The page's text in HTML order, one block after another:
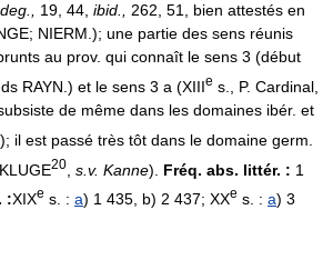
19, 44, ibid., 262, 51, bien attestés en
NIERM.); une partie des sens réunis
au prov. qui connaît le sens 3 (début
RAYN.) et le sens 3 a (XIIIe s., P. Cardinal,
de même dans les domaines ibér. et
il est passé très tôt dans le domaine germ.
20 s.v. Kanne). Fréq. abs. littér. : 1
:XIXe s. : a) 1 435, b) 2 437; XXe s. : a) 3